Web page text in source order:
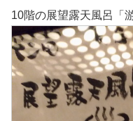
10階の展望露天風呂「